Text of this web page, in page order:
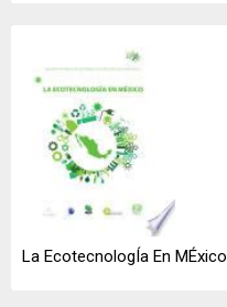
La EcotecnologÍa En MÉxico